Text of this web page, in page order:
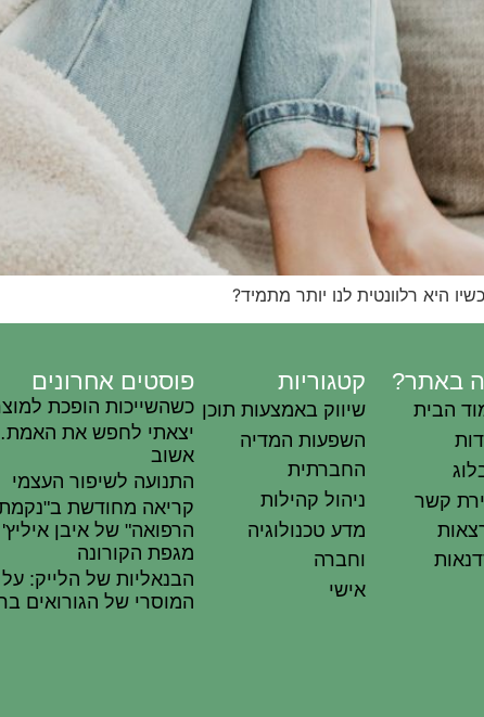
היא רלוונטית לנו יותר מתמיד?
באתר?
הבית
קשר
קטגוריות
שיווק באמצעות תוכן
השפעות המדיה
החברתית
ניהול קהילות
מדע טכנולוגיה
וחברה
אישי
פוסטים אחרונים
כשהשייכות הופכת
יצאתי לחפש את
אשוב
התנועה לשיפור העצמי
קריאה מחודשת
הרפואה" של איבן
מגפת הקורונה
הבנאליות של הלייק: על
המוסרי של הגורואים